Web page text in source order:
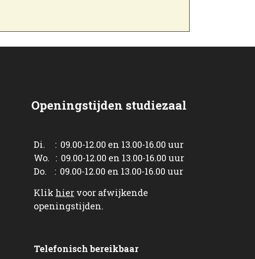
Openingstijden studiezaal
Di. : 09.00-12.00 en 13.00-16.00 uur
Wo. : 09.00-12.00 en 13.00-16.00 uur
Do. : 09.00-12.00 en 13.00-16.00 uur
Klik hiervoor afwijkende
openingstijden.
Telefonisch bereikbaar